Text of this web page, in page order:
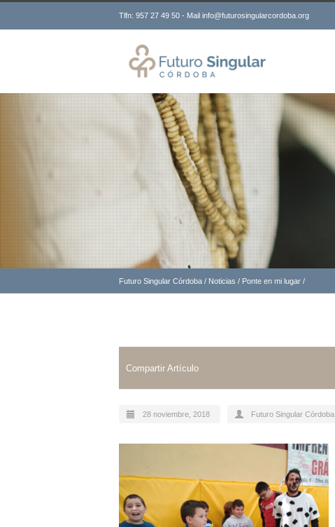
Tlfn: 957 27 49 50 - Mail info@futurosingularcordoba.org
Futuro Singular Córdoba / Noticias / Ponte en mi lugar /
Compartir Artículo
28 noviembre, 2018 Futuro Singular Córdoba